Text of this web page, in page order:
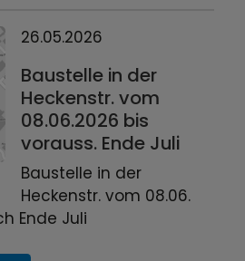
26.05.2026
Baustelle in der
Heckenstr. vom
08.06.2026 bis
vorauss. Ende Juli
Baustelle in der
Heckenstr. vom 08.06.
Ende Juli